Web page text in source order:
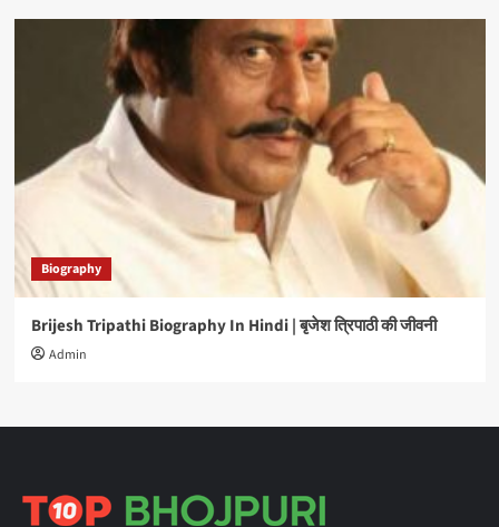
Biography
Brijesh Tripathi Biography In Hindi | बृजेश त्रिपाठी की जीवनी
Admin